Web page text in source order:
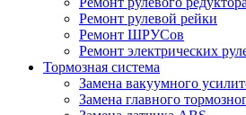
Ремонт рулевой рейки
Ремонт ШРУСов
Ремонт электрических
Тормозная система
Замена вакуумного
Замена главного